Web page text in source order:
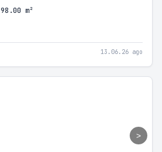
98.00 m²
13.06.26 ago
>